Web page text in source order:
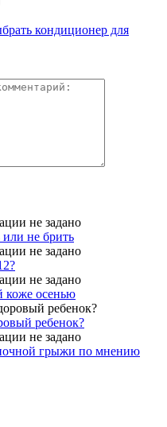
кондиционер для
не брить
коже осенью
ребенок?
грыжи по мнению